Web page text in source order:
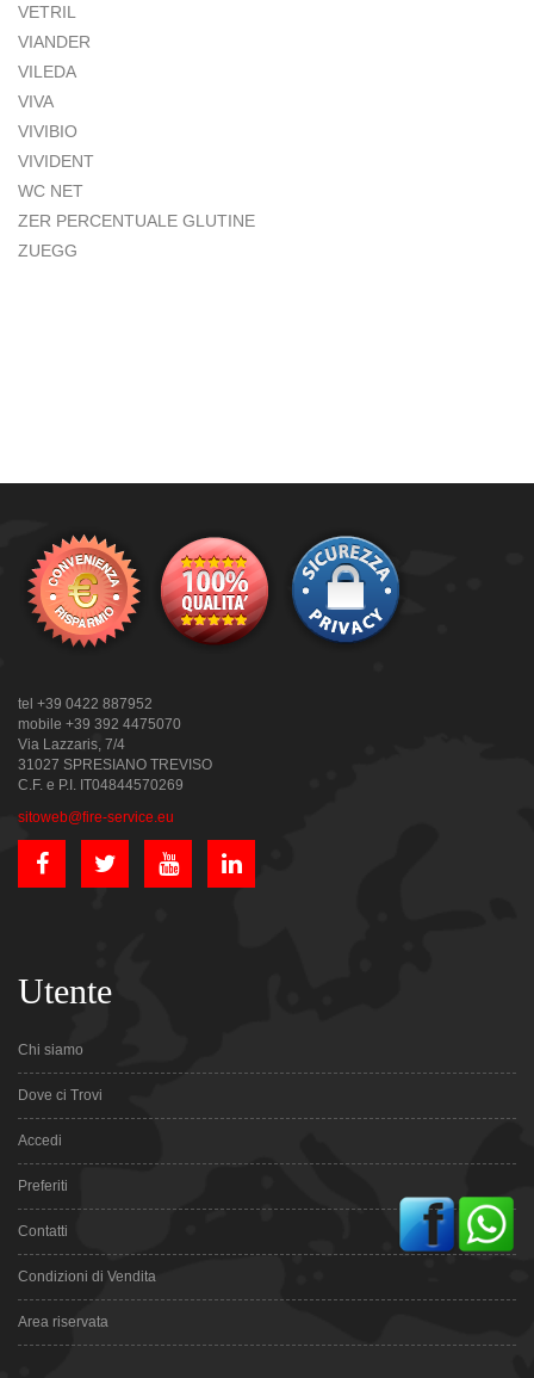
VETRIL
VIANDER
VILEDA
VIVA
VIVIBIO
VIVIDENT
WC NET
ZER PERCENTUALE GLUTINE
ZUEGG
tel +39 0422 887952
mobile +39 392 4475070
Via Lazzaris, 7/4
31027 SPRESIANO TREVISO
C.F. e P.I. IT04844570269
sitoweb@fire-service.eu
Utente
Chi siamo
Dove ci Trovi
Accedi
Preferiti
Contatti
Condizioni di Vendita
Area riservata